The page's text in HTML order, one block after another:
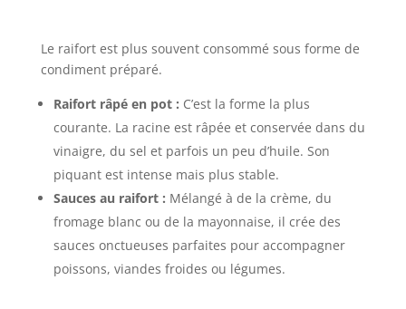
Le raifort est plus souvent consommé sous forme de
condiment préparé.
Raifort râpé en pot : C’est la forme la plus
courante. La racine est râpée et conservée dans du
vinaigre, du sel et parfois un peu d’huile. Son
piquant est intense mais plus stable.
Sauces au raifort : Mélangé à de la crème, du
fromage blanc ou de la mayonnaise, il crée des
sauces onctueuses parfaites pour accompagner
poissons, viandes froides ou légumes.